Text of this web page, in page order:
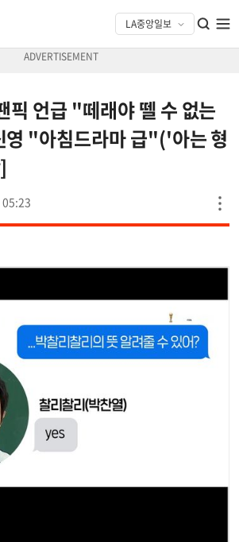
픽 언급 "떼래야 뗄 수 없는
"아침드라마 급"('아는 형